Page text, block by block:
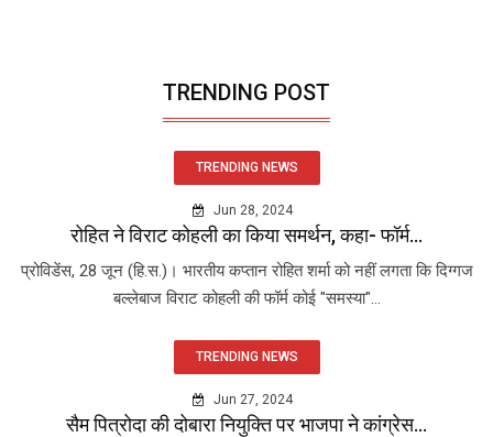
TRENDING POST
TRENDING NEWS
Jun 28, 2024
रोहित ने विराट कोहली का किया समर्थन, कहा- फॉर्म...
प्रोविडेंस, 28 जून (हि.स.)। भारतीय कप्तान रोहित शर्मा को नहीं लगता कि दिग्गज
बल्लेबाज विराट कोहली की फॉर्म कोई "समस्या"...
TRENDING NEWS
Jun 27, 2024
सैम पित्रोदा की दोबारा नियुक्ति पर भाजपा ने कांग्रेस...